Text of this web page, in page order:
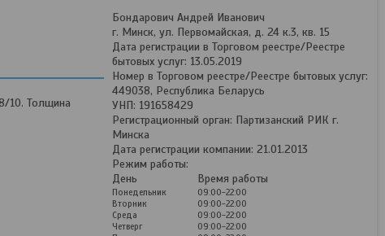
10. Толщина
Бондарович Андрей Иванович
г. Минск, ул. Первомайская, д. 24 к.3, кв. 15
Дата регистрации в Торговом реестре/Реестре
бытовых услуг: 13.05.2019
Номер в Торговом реестре/Реестре бытовых услуг:
449038, Республика Беларусь
УНП: 191658429
Регистрационный орган: Партизанский РИК г.
Минска
Дата регистрации компании: 21.01.2013
Режим работы:
День
Время работы
Понедельник
09:00-22:00
Вторник
09:00-22:00
Среда
09:00-22:00
Четверг
09:00-22:00